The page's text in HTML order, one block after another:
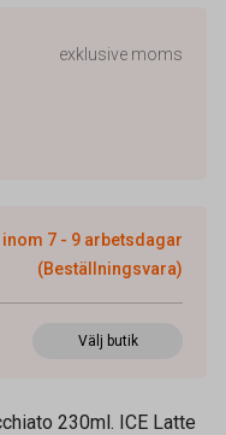
exklusive moms
7 - 9 arbetsdagar
(Beställningsvara)
Välj butik
230ml. ICE Latte